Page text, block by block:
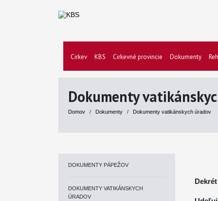
Cirkev KBS Cirkevné provincie Dokumenty
Dokumenty
Domov / Dokumenty / Dokumenty vatikánskych úradov
DOKUMENTY PÁPEŽOV
DOKUMENTY VATIKÁNSKYCH
ÚRADOV
Dekrét